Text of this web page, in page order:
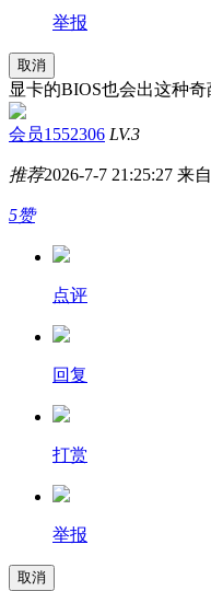
举报
取消
显卡的BIOS也会出这种
会员1552306 LV.3
推荐2026-7-7 21:25:27 来自
5赞
点评
回复
打赏
举报
取消